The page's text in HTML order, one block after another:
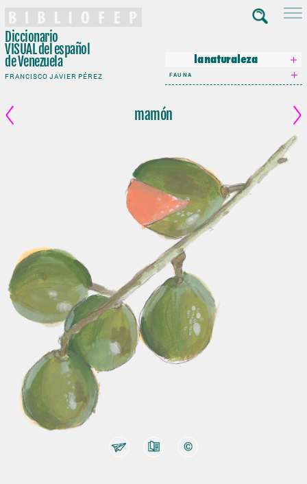
Diccionario
VISUALdel español
de Venezuela
FRANCISCO JAVIER PÉREZ
la naturaleza
FAUNA
mamón